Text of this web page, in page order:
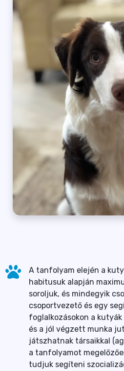
A tanfolyam elején a
habitusuk alapján
soroljuk, és mindegyik
csoportvezető és egy
foglalkozásokon a
és a jól végzett munka
játszhatnak társaikkal
a tanfolyamot
tudjuk segíteni